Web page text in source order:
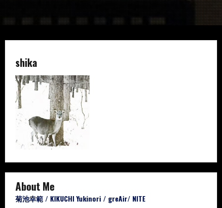
shika
About Me
菊池幸範 / KIKUCHI Yukinori / greAir/ NITE